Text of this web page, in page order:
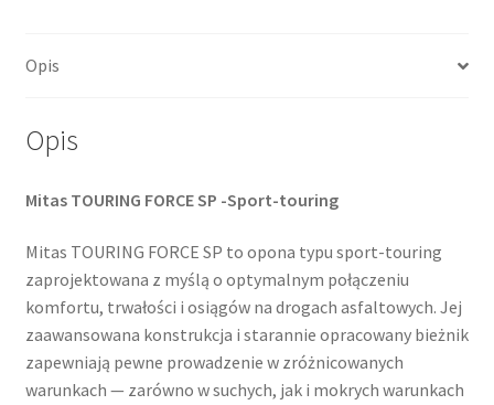
(tył)
Opis
Opis
Mitas TOURING FORCE SP -Sport-touring
Mitas TOURING FORCE SP to opona typu sport-touring
zaprojektowana z myślą o optymalnym połączeniu
komfortu, trwałości i osiągów na drogach asfaltowych. Jej
zaawansowana konstrukcja i starannie opracowany bieżnik
zapewniają pewne prowadzenie w zróżnicowanych
warunkach — zarówno w suchych, jak i mokrych warunkach